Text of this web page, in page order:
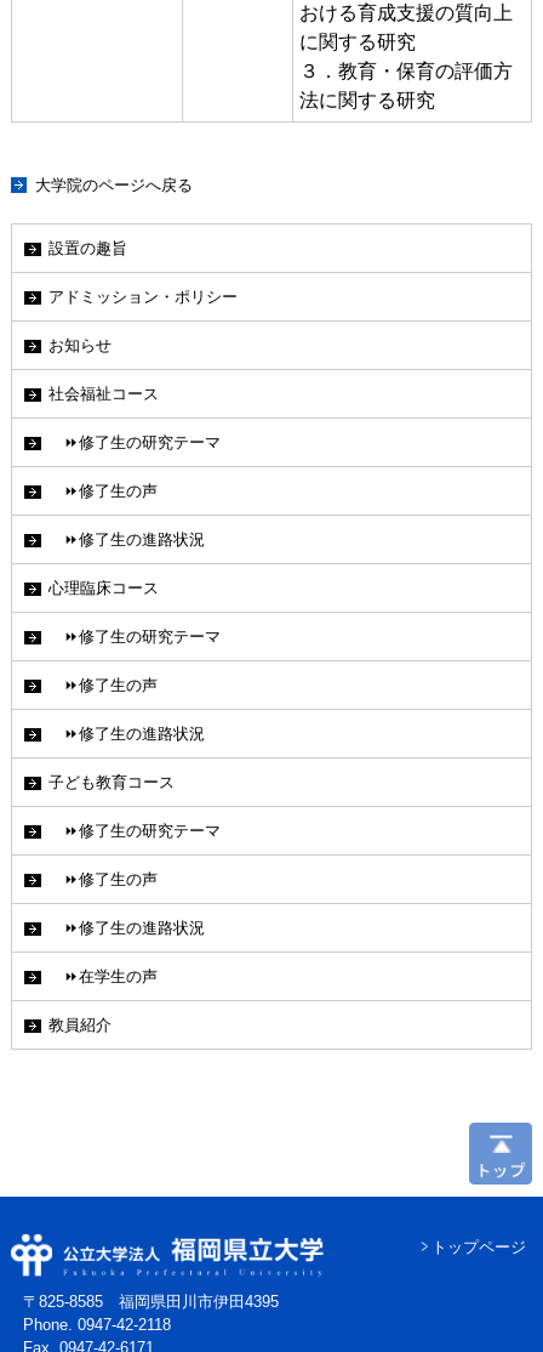
設置の趣旨
アドミッション・ポリシー
お知らせ
社会福祉コース
⏩修了生の研究テーマ
⏩修了生の声
⏩修了生の進路状況
心理臨床コース
⏩修了生の研究テーマ
⏩修了生の声
⏩修了生の進路状況
子ども教育コース
⏩修了生の研究テーマ
⏩修了生の声
⏩修了生の進路状況
⏩在学生の声
教員紹介
おける育成支援の質向上
に関する研究
３．教育・保育の評価方
法に関する研究
大学院のページへ戻る
〒825-8585 福岡県田川市伊田4395
Phone. 0947-42-2118
Fax. 0947-42-6171
トップページ